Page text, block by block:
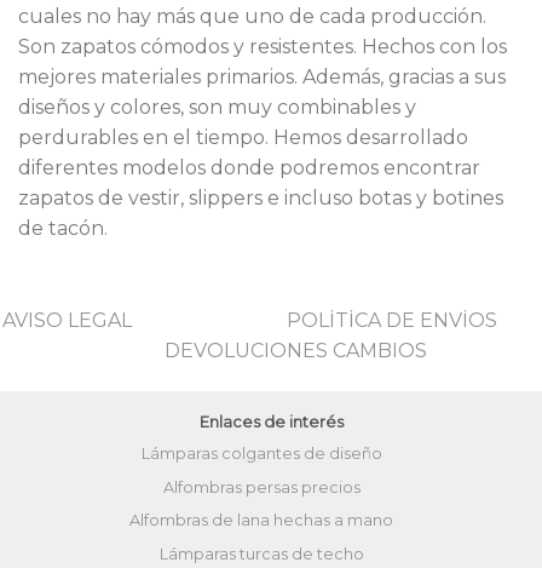
cuales no hay más que uno de cada producción.
Son zapatos cómodos y resistentes. Hechos con los
mejores materiales primarios. Además, gracias a sus
diseños y colores, son muy combinables y
perdurables en el tiempo. Hemos desarrollado
diferentes modelos donde podremos encontrar
zapatos de vestir, slippers e incluso botas y botines
de tacón.
AVISO LEGAL
POLİTİCA DE ENVİOS
DEVOLUCIONES CAMBIOS
Enlaces de interés
Lámparas colgantes de diseño
Alfombras persas precios
Alfombras de lana hechas a mano
Lámparas turcas de techo